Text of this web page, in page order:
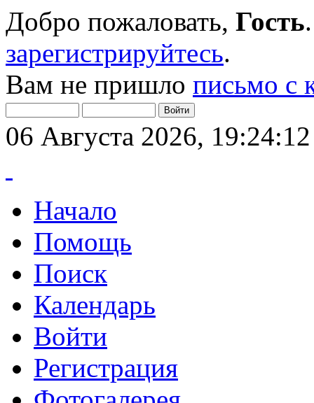
Добро пожаловать, Гость
зарегистрируйтесь.
Вам не пришло письмо с
06 Августа 2026, 19:24:12
Начало
Помощь
Поиск
Календарь
Войти
Регистрация